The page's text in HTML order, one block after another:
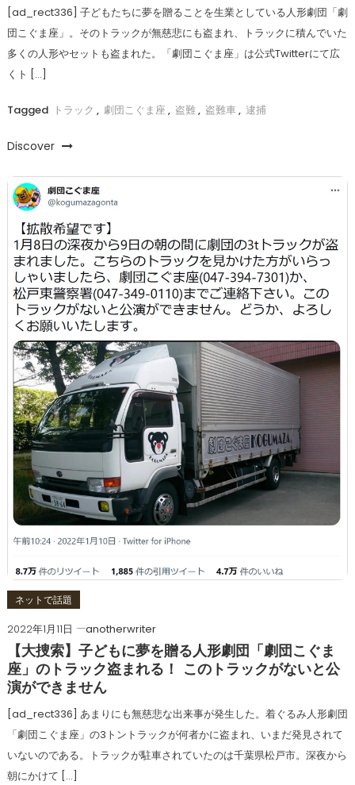
[ad_rect336] 子どもたちに夢を贈ることを生業としている人形劇団「劇
団こぐま座」。そのトラックが無慈悲にも盗まれ、トラックに積んでいた
多くの人形やセットも盗まれた。「劇団こぐま座」は公式Twitterにて広
くト […]
Tagged トラック , 劇団こぐま座, 盗難, 盗難車, 逮捕
Discover
ネットで話題
2022年1月11日
anotherwriter
【大捜索】子どもに夢を贈る人形劇団「劇団こぐま
座」のトラック盗まれる！ このトラックがないと公
演ができません
[ad_rect336] あまりにも無慈悲な出来事が発生した。着ぐるみ人形劇団
「劇団こぐま座」の3トントラックが何者かに盗まれ、いまだ発見されて
いないのである。トラックが駐車されていたのは千葉県松戸市。深夜から
朝にかけて […]